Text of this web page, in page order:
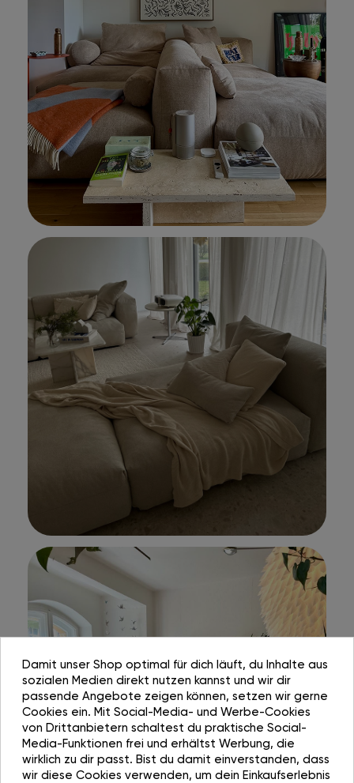
Damit unser Shop optimal für dich läuft, du Inhalte aus
sozialen Medien direkt nutzen kannst und wir dir
passende Angebote zeigen können, setzen wir gerne
Cookies ein. Mit Social-Media- und Werbe-Cookies
von Drittanbietern schaltest du praktische Social-
Media-Funktionen frei und erhältst Werbung, die
wirklich zu dir passt. Bist du damit einverstanden, dass
wir diese Cookies verwenden, um dein Einkaufserlebnis